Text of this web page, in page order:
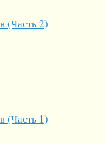
(Часть 2)
(Часть 1)